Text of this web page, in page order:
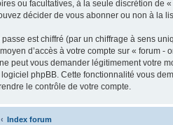
ou facultatives, à la seule discrétion de
décider de vous abonner ou non à la
passe est chiffré (par un chiffrage à sens
d’accès à votre compte sur « forum
peut vous demander légitimement votre
phpBB. Cette fonctionnalité vous
le contrôle de votre compte.
Index forum